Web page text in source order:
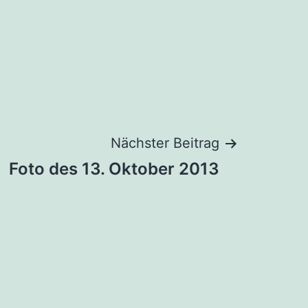
Nächster Beitrag
Foto des 13. Oktober 2013